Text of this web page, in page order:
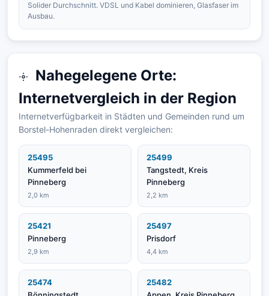
Solider Durchschnitt. VDSL und Kabel dominieren, Glasfaser im
Ausbau.
Nahegelegene Orte:
Internetvergleich in der Region
Internetverfügbarkeit in Städten und Gemeinden rund um
Borstel-Hohenraden direkt vergleichen:
25495
Kummerfeld bei
Pinneberg
2,0 km
25499
Tangstedt, Kreis
Pinneberg
2,2 km
25421
Pinneberg
2,9 km
25497
Prisdorf
4,4 km
25474
25482